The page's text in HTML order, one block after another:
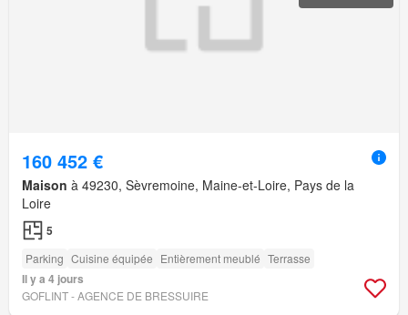
160 452 €
Maison à 49230, Sèvremoine, Maine-et-Loire, Pays de la
Loire
5
Parking Cuisine équipée Entièrement meublé Terrasse
Il y a 4 jours
GOFLINT - AGENCE DE BRESSUIRE